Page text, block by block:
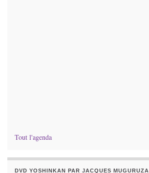
Tout l'agenda
DVD YOSHINKAN PAR JACQUES MUGURUZA